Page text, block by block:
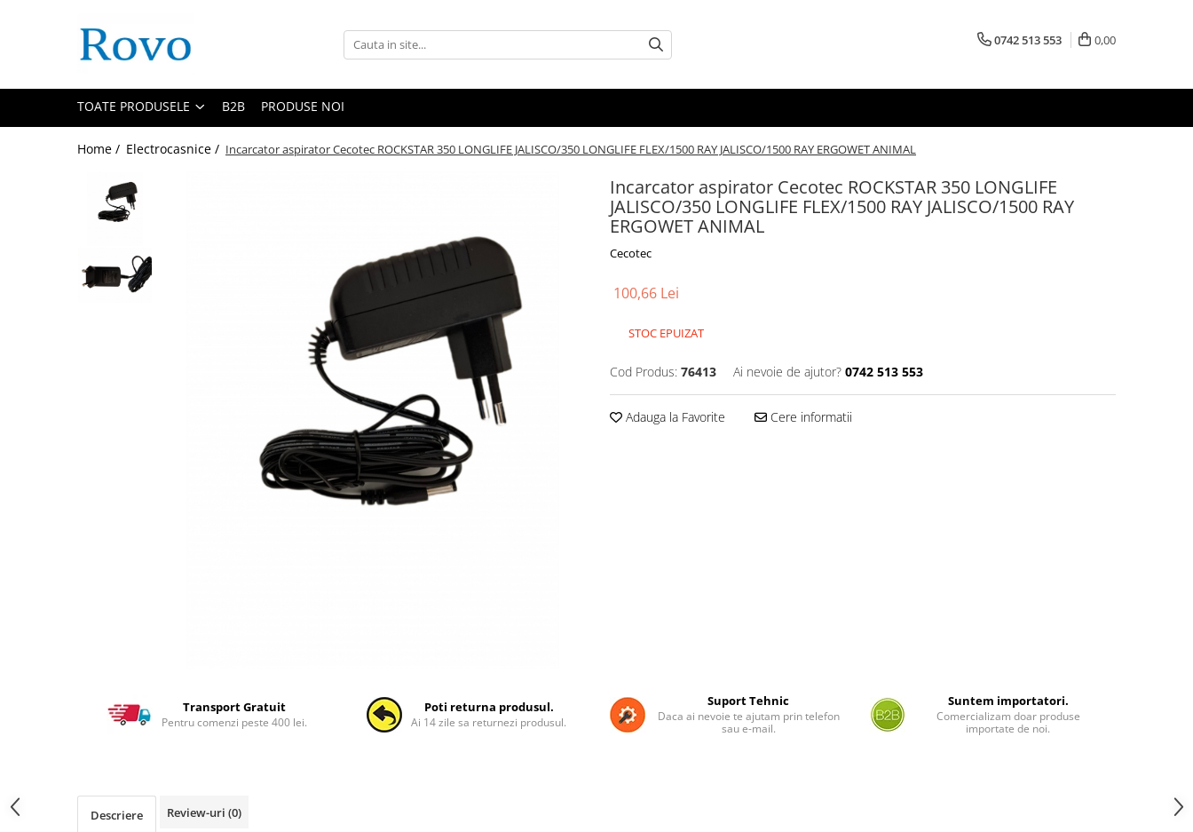
Toate Produsele
Prize - Prelungitoare - Sigurante
Ingrijire personala
Statie de incarcare masini
0742 513 553 0,00
TOATE PRODUSELE B2B PRODUSE NOI
Home / Electrocasnice / Incarcator aspirator Cecotec ROCKSTAR 350 LONGLIFE JALISCO/350 LONGLIFE FLEX/1500 RAY JALISCO/1500 RAY ERGOWET ANIMAL
Incarcator aspirator Cecotec ROCKSTAR 350 LONGLIFE
JALISCO/350 LONGLIFE FLEX/1500 RAY JALISCO/1500 RAY
ERGOWET ANIMAL
Cecotec
100,66 Lei
STOC EPUIZAT
Cod Produs: 76413 Ai nevoie de ajutor? 0742 513 553
Adauga la Favorite Cere informatii
Transport Gratuit
Pentru comenzi peste 400 lei.
Poti returna produsul.
Ai 14 zile sa returnezi produsul.
Suport Tehnic
Daca ai nevoie te ajutam prin telefon
sau e-mail.
Suntem importatori.
Comercializam doar produse
importate de noi.
Descriere Review-uri (0)